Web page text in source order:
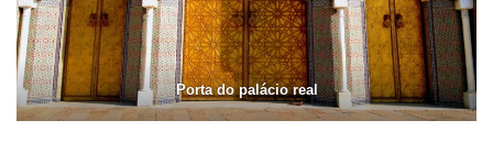
Porta do palácio real